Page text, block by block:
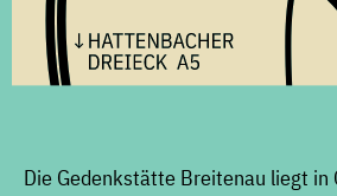
Die Gedenkstätte Breitenau liegt in